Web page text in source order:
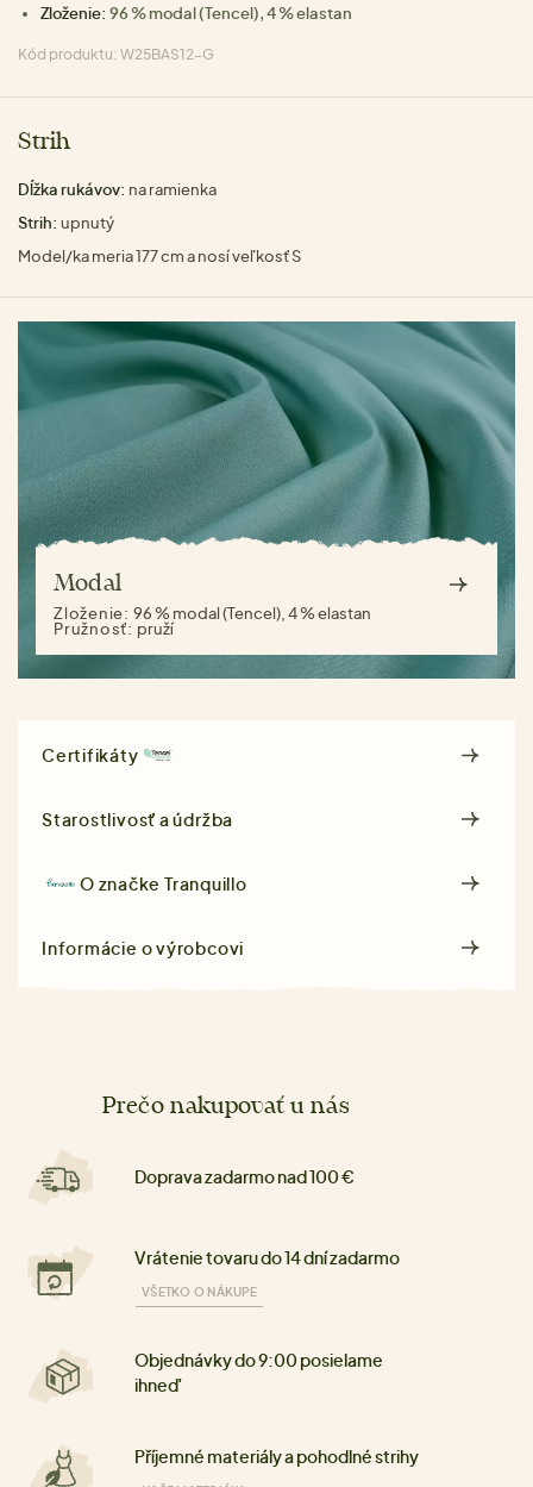
Zloženie: 96 % modal (Tencel), 4 % elastan
Kód produktu: W25BAS12-G
Strih
Dĺžka rukávov: na ramienka
Strih: upnutý
Model/ka meria 177 cm a nosí veľkosť S
Modal
Zloženie: 96 % modal (Tencel), 4 % elastan
Pružnosť: pruží
Certifikáty
Starostlivosť a údržba
O značkeTranquillo
Informácie o výrobcovi
Prečo nakupovať u nás
Doprava zadarmo nad 100 €
Vrátenie tovaru do 14 dní zadarmo
VŠETKO O NÁKUPE
Objednávky do 9:00 posielame
ihneď
Příjemné materiály a pohodlné strihy